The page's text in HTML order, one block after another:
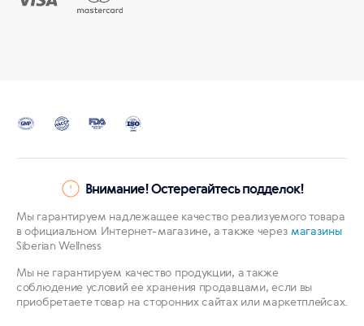
Внимание! Остерегайтесь подделок!
Мы гарантируем надлежащее качество реализуемого товара
в официальном Интернет-магазине, а также через магазины
Siberian Wellness
Мы не гарантируем качество продукции, а также
соблюдение условий ее хранения продавцами, если вы
приобретаете товар на сторонних сайтах или маркетплейсах.